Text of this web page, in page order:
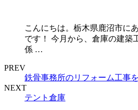
こんにちは。栃木県鹿沼市に
です！ 今月から、倉庫の建築
係 …
PREV
鉄骨事務所のリフォーム工事
NEXT
テント倉庫